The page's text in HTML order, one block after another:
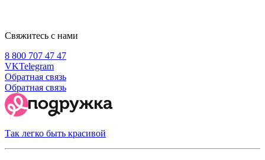
Свяжитесь с нами
8 800 707 47 47
VKTelegram
Обратная связь
Обратная связь
Так легко быть красивой